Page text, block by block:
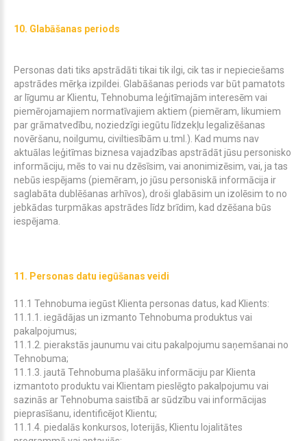
10. Glabāšanas periods
Personas dati tiks apstrādāti tikai tik ilgi, cik tas ir nepieciešams
apstrādes mērķa izpildei. Glabāšanas periods var būt pamatots
ar līgumu ar Klientu, Tehnobuma leģitīmajām interesēm vai
piemērojamajiem normatīvajiem aktiem (piemēram, likumiem
par grāmatvedību, noziedzīgi iegūtu līdzekļu legalizēšanas
novēršanu, noilgumu, civiltiesībām u.tml.). Kad mums nav
aktuālas leģitīmas biznesa vajadzības apstrādāt jūsu personisko
informāciju, mēs to vai nu dzēsīsim, vai anonimizēsim, vai, ja tas
nebūs iespējams (piemēram, jo jūsu personiskā informācija ir
saglabāta dublēšanas arhīvos), droši glabāsim un izolēsim to no
jebkādas turpmākas apstrādes līdz brīdim, kad dzēšana būs
iespējama.
11. Personas datu iegūšanas veidi
11.1 Tehnobuma iegūst Klienta personas datus, kad Klients:
11.1.1. iegādājas un izmanto Tehnobuma produktus vai
pakalpojumus;
11.1.2. pierakstās jaunumu vai citu pakalpojumu saņemšanai no
Tehnobuma;
11.1.3. jautā Tehnobuma plašāku informāciju par Klienta
izmantoto produktu vai Klientam pieslēgto pakalpojumu vai
sazinās ar Tehnobuma saistībā ar sūdzību vai informācijas
pieprasīšanu, identificējot Klientu;
11.1.4. piedalās konkursos, loterijās, Klientu lojalitātes